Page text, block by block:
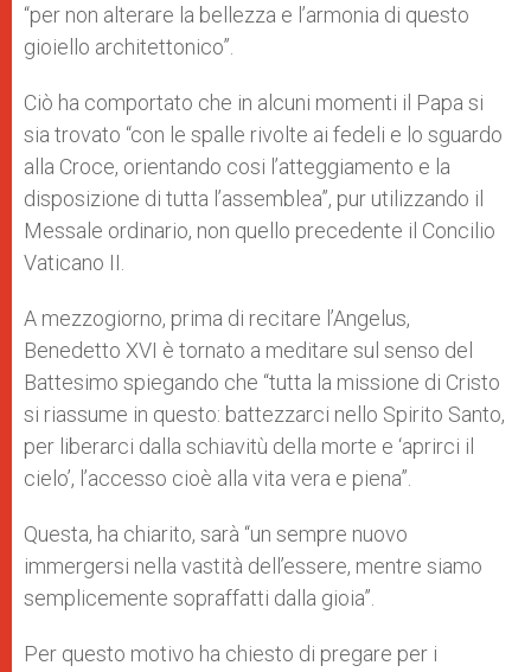
“per non alterare la bellezza e l’armonia di questo
gioiello architettonico”.
Ciò ha comportato che in alcuni momenti il Papa si
sia trovato “con le spalle rivolte ai fedeli e lo sguardo
alla Croce, orientando cosi l’atteggiamento e la
disposizione di tutta l’assemblea”, pur utilizzando il
Messale ordinario, non quello precedente il Concilio
Vaticano II.
A mezzogiorno, prima di recitare l’Angelus,
Benedetto XVI è tornato a meditare sul senso del
Battesimo spiegando che “tutta la missione di Cristo
si riassume in questo: battezzarci nello Spirito Santo,
per liberarci dalla schiavitù della morte e ‘aprirci il
cielo’, l’accesso cioè alla vita vera e piena”.
Questa, ha chiarito, sarà “un sempre nuovo
immergersi nella vastità dell’essere, mentre siamo
semplicemente sopraffatti dalla gioia”.
Per questo motivo ha chiesto di pregare per i